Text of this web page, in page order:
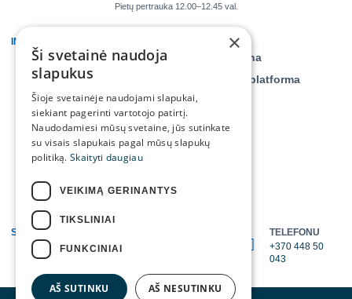
Pietų pertrauka 12.00–12.45 val.
INFORMACIJA
Veiklos ataskaitos
Teisinė informacija
Tyrimai, monitoringai
Asmens duomenų
apsauga
Projektai
Kontaktai ir struktūra
KLIENTAMS
Savitarna
Daiktų platforma
SUSISIEKITE
TELEFONU
+370 448 50
043
×
Ši svetainė naudoja
slapukus
Šioje svetainėje naudojami slapukai,
siekiant pagerinti vartotojo patirtį.
Naudodamiesi mūsų svetaine, jūs sutinkate
su visais slapukais pagal mūsų slapukų
politiką. Skaityti daugiau
VEIKIMĄ GERINANTYS
TIKSLINIAI
FUNKCINIAI
AŠ SUTINKU AŠ NESUTINKU